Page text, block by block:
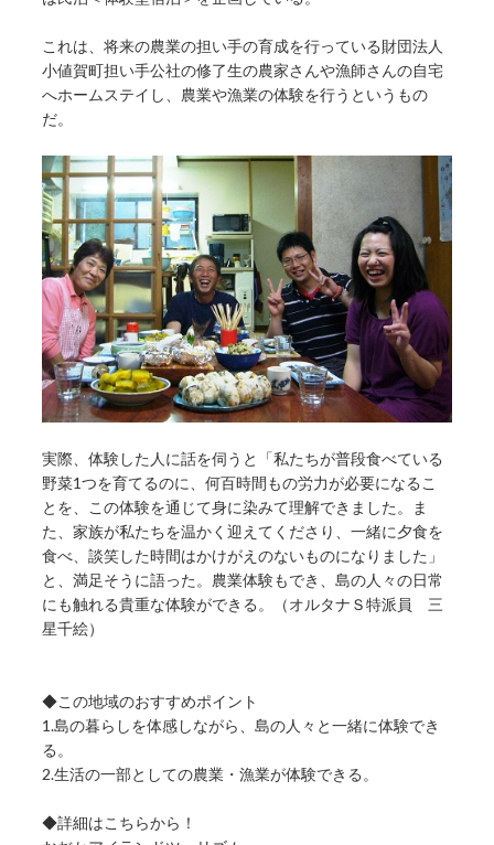
これは、将来の農業の担い手の育成を行っている財団法人
小値賀町担い手公社の修了生の農家さんや漁師さんの自宅
へホームステイし、農業や漁業の体験を行うというもの
だ。
実際、体験した人に話を伺うと「私たちが普段食べている
野菜1つを育てるのに、何百時間もの労力が必要になるこ
とを、この体験を通じて身に染みて理解できました。ま
た、家族が私たちを温かく迎えてくださり、一緒に夕食を
食べ、談笑した時間はかけがえのないものになりました」
と、満足そうに語った。農業体験もでき、島の人々の日常
にも触れる貴重な体験ができる。（オルタナＳ特派員 三
星千絵）
◆この地域のおすすめポイント
1.島の暮らしを体感しながら、島の人々と一緒に体験でき
る。
2.生活の一部としての農業・漁業が体験できる。
◆詳細はこちらから！